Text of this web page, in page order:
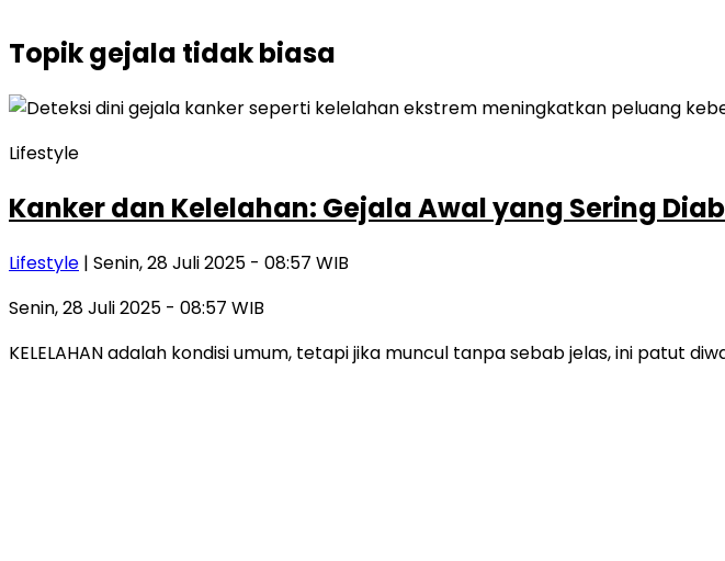
Topikgejala tidak biasa
Lifestyle
Kanker dan Kelelahan: Gejala Awal yang Sering
Lifestyle | Senin, 28 Juli 2025 - 08:57 WIB
Senin, 28 Juli 2025 - 08:57 WIB
KELELAHAN adalah kondisi umum, tetapi jika muncul tanpa sebab jelas, ini patut